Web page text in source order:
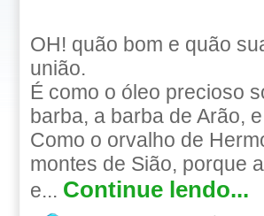
OH! quão bom e quão
união.
É como o óleo precioso
barba, a barba de Arão,
Como o orvalho de
montes de Sião, porque
e... Continue lendo...